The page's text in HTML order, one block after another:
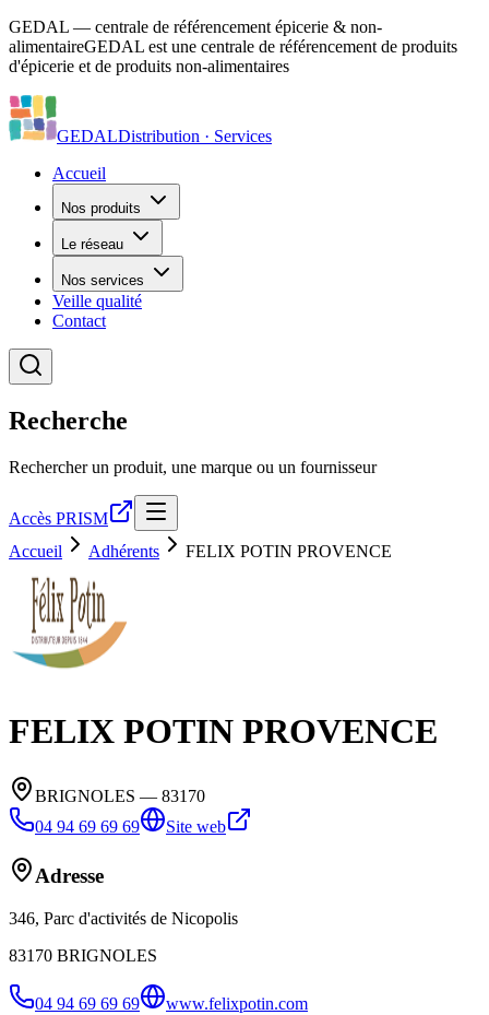
GEDAL — centrale de référencement épicerie & non-
alimentaireGEDAL est une centrale de référencement de produits
d'épicerie et de produits non-alimentaires
GEDALDistribution · Services
Accueil
Nos produits
Le réseau
Nos services
Veille qualité
Contact
Recherche
Rechercher un produit, une marque ou un fournisseur
Accès PRISM
Accueil
Adhérents FELIX POTIN PROVENCE
FELIX POTIN PROVENCE
BRIGNOLES — 83170
04 94 69 69 69
Site web
Adresse
346, Parc d'activités de Nicopolis
83170 BRIGNOLES
04 94 69 69 69 www.felixpotin.com